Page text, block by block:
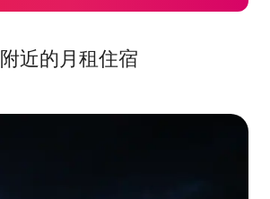
附近的月租住宿